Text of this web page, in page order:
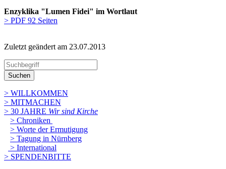
Enzyklika "Lumen Fidei" im Wortlaut
> PDF 92 Seiten
Zuletzt geändert am 23­.07.2013
Suchen
> WILLKOMMEN
> MITMACHEN
> 30 JAHRE Wir sind Kirche
> Chroniken
> Worte der Ermutigung
> Tagung in Nürnberg
> International
> SPENDENBITTE